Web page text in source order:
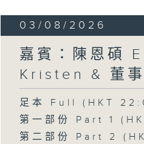
03/08/2026
嘉賓：陳恩碩
Kristen & 董
足本 Full (HKT
第一部份 Part 1
第二部份 Part 2